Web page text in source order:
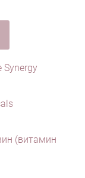
Synergy
(витамин